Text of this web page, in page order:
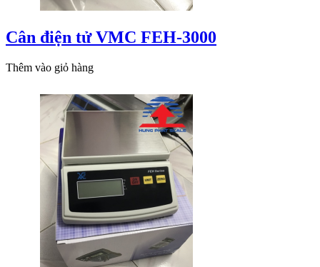
Cân điện tử VMC FEH-3000
Thêm vào giỏ hàng